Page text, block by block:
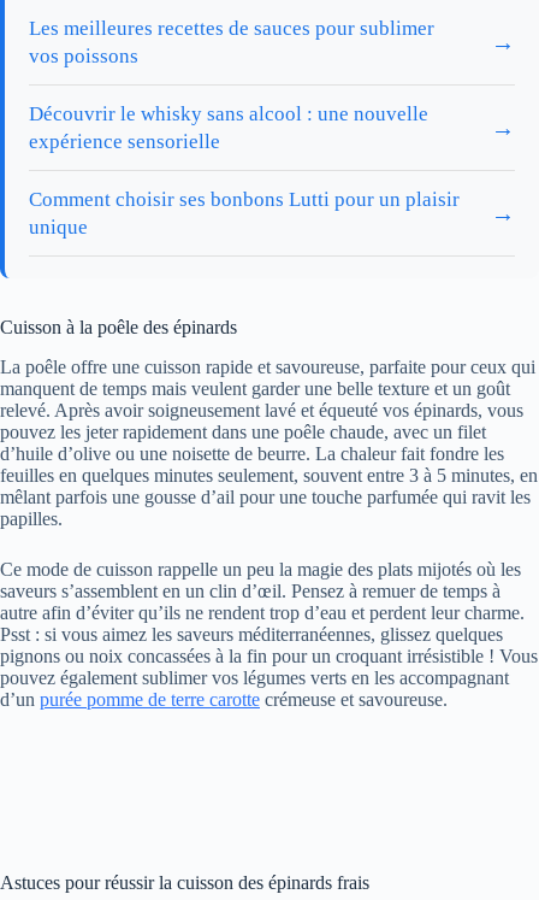
Les meilleures recettes de sauces pour sublimer
vos poissons
→
Découvrir le whisky sans alcool : une nouvelle
expérience sensorielle
→
Comment choisir ses bonbons Lutti pour un plaisir
unique
→
Cuisson à la poêle des épinards
La poêle offre une cuisson rapide et savoureuse, parfaite pour ceux qui
manquent de temps mais veulent garder une belle texture et un goût
relevé. Après avoir soigneusement lavé et équeuté vos épinards, vous
pouvez les jeter rapidement dans une poêle chaude, avec un filet
d’huile d’olive ou une noisette de beurre. La chaleur fait fondre les
feuilles en quelques minutes seulement, souvent entre 3 à 5 minutes, en
mêlant parfois une gousse d’ail pour une touche parfumée qui ravit les
papilles.
Ce mode de cuisson rappelle un peu la magie des plats mijotés où les
saveurs s’assemblent en un clin d’œil. Pensez à remuer de temps à
autre afin d’éviter qu’ils ne rendent trop d’eau et perdent leur charme.
Psst : si vous aimez les saveurs méditerranéennes, glissez quelques
pignons ou noix concassées à la fin pour un croquant irrésistible ! Vous
pouvez également sublimer vos légumes verts en les accompagnant
d’un purée pomme de terre carotte crémeuse et savoureuse.
Astuces pour réussir la cuisson des épinards frais